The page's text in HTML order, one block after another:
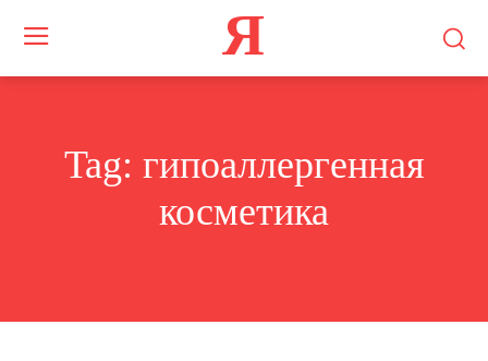
Я
Tag: гипоаллергенная
косметика